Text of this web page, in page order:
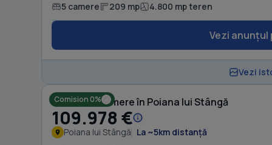
5 camere 209 mp 4.800 mp teren
Vezi anunțul
Vezi
Comision 0%
Casă cu 2 camere în Poiana lui Stângă
109.978 €
Poiana lui Stângă La ~5km distanță